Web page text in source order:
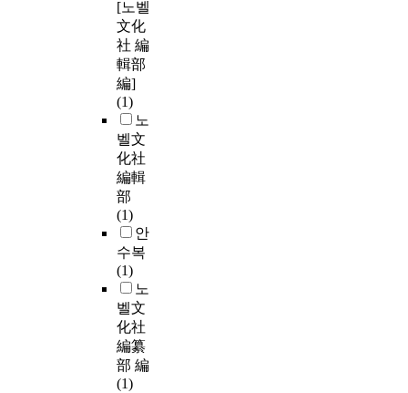
[노벨
文化
社 編
輯部
編]
(1)
노
벨文
化社
編輯
部
(1)
안
수복
(1)
노
벨文
化社
編纂
部 編
(1)